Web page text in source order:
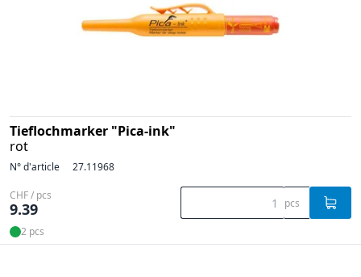
Tieflochmarker "Pica-ink"
rot
N° d'article 27.11968
CHF / pcs
9.39 pcs
2 pcs